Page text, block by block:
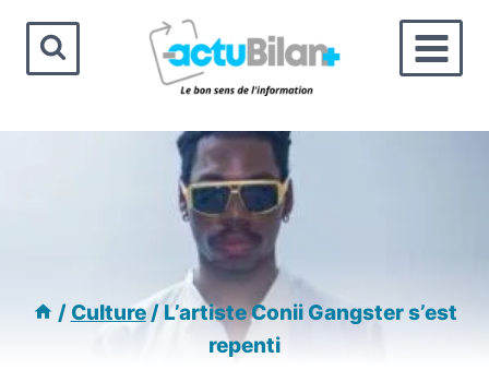
contenu
/ Culture/ L’artiste Conii Gangster s’est
repenti